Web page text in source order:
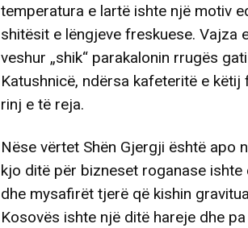
temperatura e lartë ishte një motiv
shitësit e lëngjeve freskuese. Vajza
veshur „shik“ parakalonin rrugës
Katushnicë, ndërsa kafeteritë e
rinj e të reja.
Nëse vërtet Shën Gjergji është apo
kjo ditë për bizneset roganase
dhe mysafirët tjerë që kishin
Kosovës ishte një ditë hareje dhe